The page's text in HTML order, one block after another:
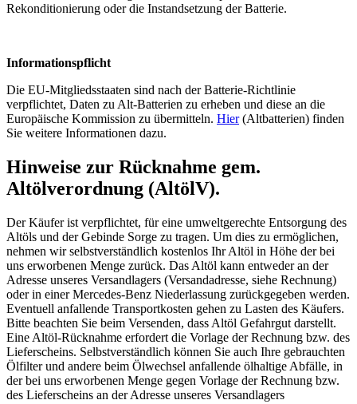
Rekonditionierung oder die Instandsetzung der Batterie.
Informationspflicht
Die EU-Mitgliedsstaaten sind nach der Batterie-Richtlinie
verpflichtet, Daten zu Alt-Batterien zu erheben und diese an die
Europäische Kommission zu übermitteln. Hier(Altbatterien) finden
Sie weitere Informationen dazu.
Hinweise zur Rücknahme gem.
Altölverordnung (AltölV).
Der Käufer ist verpflichtet, für eine umweltgerechte Entsorgung des
Altöls und der Gebinde Sorge zu tragen. Um dies zu ermöglichen,
nehmen wir selbstverständlich kostenlos Ihr Altöl in Höhe der bei
uns erworbenen Menge zurück. Das Altöl kann entweder an der
Adresse unseres Versandlagers (Versandadresse, siehe Rechnung)
oder in einer Mercedes-Benz Niederlassung zurückgegeben werden.
Eventuell anfallende Transportkosten gehen zu Lasten des Käufers.
Bitte beachten Sie beim Versenden, dass Altöl Gefahrgut darstellt.
Eine Altöl-Rücknahme erfordert die Vorlage der Rechnung bzw. des
Lieferscheins. Selbstverständlich können Sie auch Ihre gebrauchten
Ölfilter und andere beim Ölwechsel anfallende ölhaltige Abfälle, in
der bei uns erworbenen Menge gegen Vorlage der Rechnung bzw.
des Lieferscheins an der Adresse unseres Versandlagers